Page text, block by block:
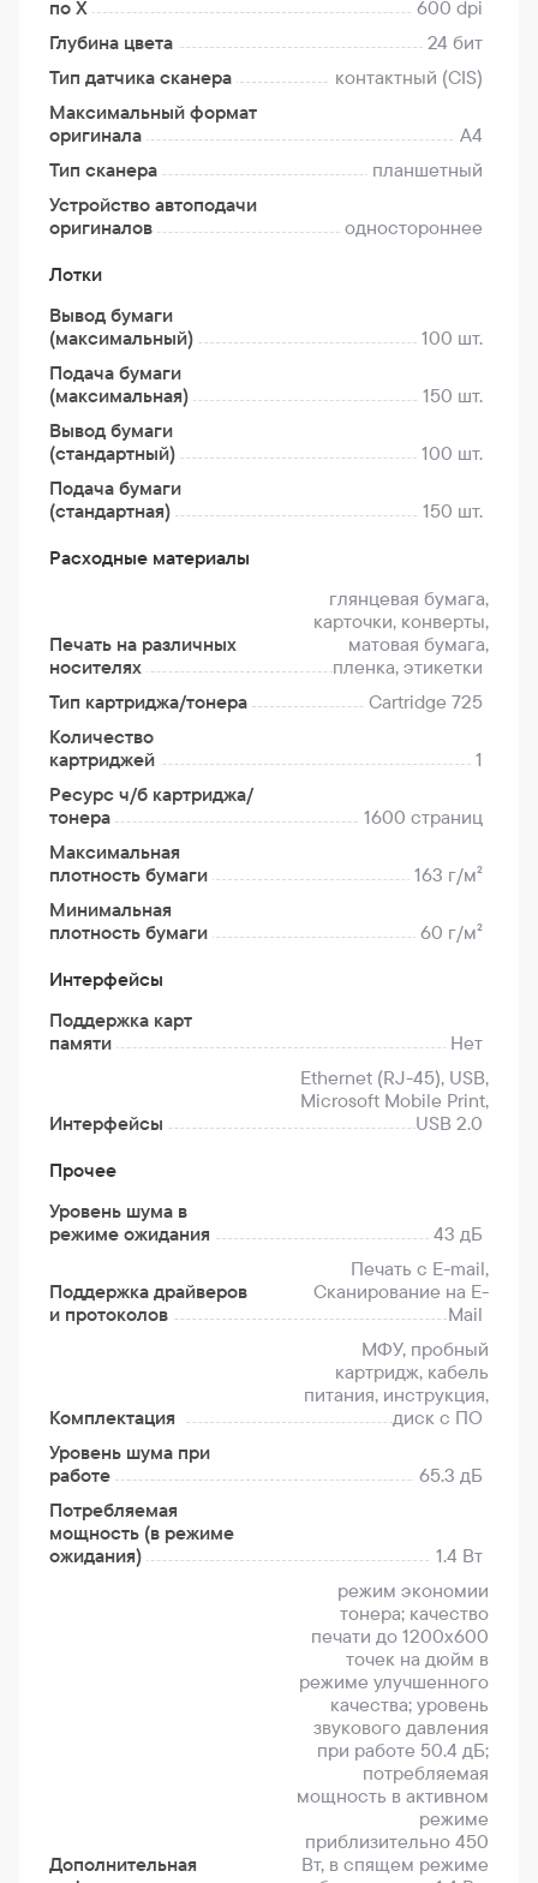
по Х
600 dpi
Глубина цвета
24 бит
Тип датчика сканера
контактный (CIS)
Максимальный формат
оригинала
A4
Тип сканера
планшетный
Устройство автоподачи
оригиналов
одностороннее
Лотки
Вывод бумаги
(максимальный)
100 шт.
Подача бумаги
(максимальная)
150 шт.
Вывод бумаги
(стандартный)
100 шт.
Подача бумаги
(стандартная)
150 шт.
Расходные материалы
Печать на различных
носителях
глянцевая бумага,
карточки, конверты,
матовая бумага,
пленка, этикетки
Тип картриджа/тонера
Cartridge 725
Количество
картриджей
1
Ресурс ч/б картриджа/
тонера
1600 страниц
Максимальная
плотность бумаги
163 г/м²
Минимальная
плотность бумаги
60 г/м²
Интерфейсы
Поддержка карт
памяти
Нет
Интерфейсы
Ethernet (RJ-45), USB,
Microsoft Mobile Print,
USB 2.0
Прочее
Уровень шума в
режиме ожидания
43 дБ
Поддержка драйверов
и протоколов
Печать с E-mail,
Сканирование на E-
Mail
Комплектация
МФУ, пробный
картридж, кабель
питания, инструкция,
диск с ПО
Уровень шума при
работе
65.3 дБ
Потребляемая
мощность (в режиме
ожидания)
1.4 Вт
Дополнительная
режим экономии
тонера; качество
печати до 1200x600
точек на дюйм в
режиме улучшенного
качества; уровень
звукового давления
при работе 50.4 дБ;
потребляемая
мощность в активном
режиме
приблизительно 450
Вт, в спящем режиме